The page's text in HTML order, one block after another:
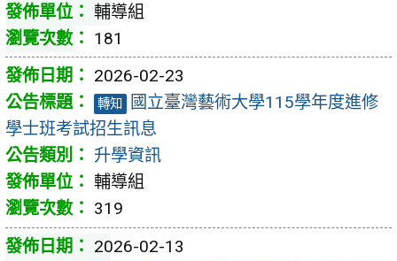
輔導組
181
2026-02-23
轉知
國立臺灣藝術大學115學年度進修
學士班考試招生訊息
升學資訊
輔導組
319
2026-02-13